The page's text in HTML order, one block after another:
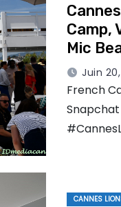
Camp,
Mic
Juin
French
Snapchat
CANNES